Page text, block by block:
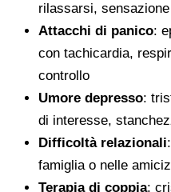
rilassarsi,
Attacchi di panico:
con tachicardia,
controllo
Umore depresso:
di interesse,
Difficoltà relazionali
famiglia o nelle
Terapia di coppia: